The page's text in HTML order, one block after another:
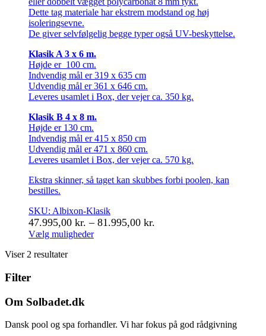
Dette tag materiale har ekstrem modstand og høj
isoleringsevne.
De giver selvfølgelig begge typer også UV-beskyttelse.
Klasik A 3 x 6 m.
Højde er 100 cm.
Indvendig mål er 319 x 635 cm
Udvendig mål er 361 x 646 cm.
Leveres usamlet i Box, der vejer ca. 350 kg.
Klasik B 4 x 8 m.
Højde er 130 cm.
Indvendig mål er 415 x 850 cm
Udvendig mål er 471 x 860 cm.
Leveres usamlet i Box, der vejer ca. 570 kg.
Ekstra skinner, så taget kan skubbes forbi poolen, kan
bestilles.
SKU: Albixon-Klasik
47.995,00 kr. – 81.995,00 kr.
Vælg muligheder
vare
flere
Mulighederne
kan
vælges
på
Viser 2 resultater
Filter
Om Solbadet.dk
Dansk pool og spa forhandler. Vi har fokus på god rådgivning